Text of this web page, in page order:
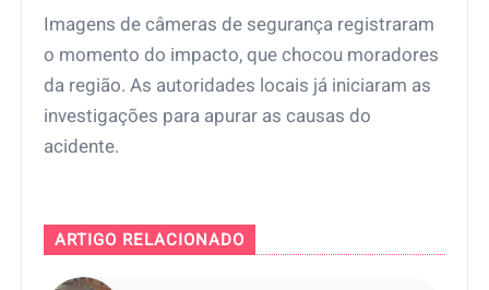
Imagens de câmeras de segurança registraram
o momento do impacto, que chocou moradores
da região. As autoridades locais já iniciaram as
investigações para apurar as causas do
acidente.
ARTIGO RELACIONADO